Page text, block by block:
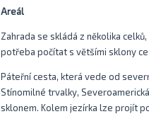
Areál
Zahrada se skládá z několika
potřeba počítat s většími sklony
Páteřní cesta, která vede od
Stínomilné trvalky,
sklonem. Kolem jezírka lze projít